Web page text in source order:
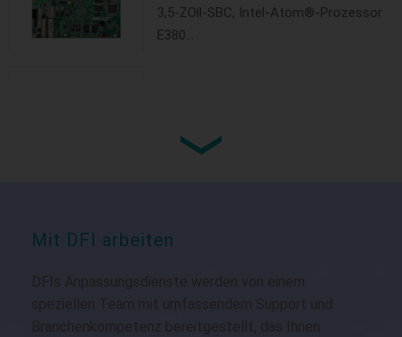
3,5-ZOll-SBC, Intel-Atom®-Prozessor
E380...
7" Light Industrial Touch Panel PC,
Mit DFI arbeiten
DFIs Anpassungsdienste werden von einem
speziellen Team mit umfassendem Support und
Branchenkompetenz bereitgestellt, das Ihnen